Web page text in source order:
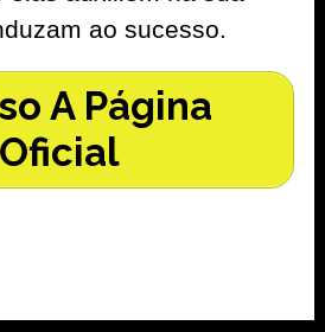
ao sucesso.
A Página
Oficial